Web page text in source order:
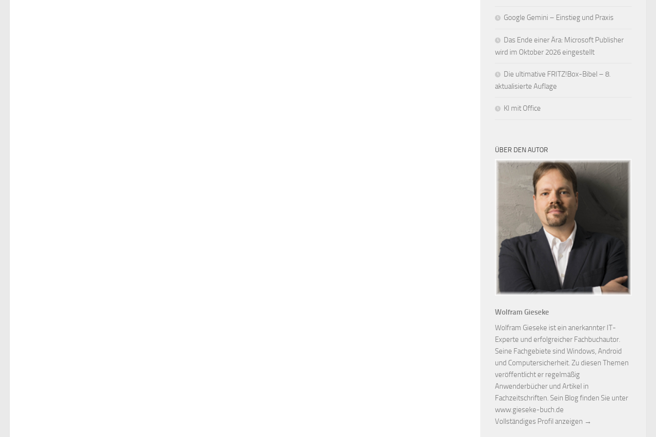
Google Gemini – Einstieg und Praxis
Das Ende einer Ära: Microsoft Publisher
wird im Oktober 2026 eingestellt
Die ultimative FRITZ!Box-Bibel – 8.
aktualisierte Auflage
KI mit Office
ÜBER DEN AUTOR
Wolfram Gieseke
Wolfram Gieseke ist ein anerkannter IT-
Experte und erfolgreicher Fachbuchautor.
Seine Fachgebiete sind Windows, Android
und Computersicherheit. Zu diesen Themen
veröffentlicht er regelmäßig
Anwenderbücher und Artikel in
Fachzeitschriften. Sein Blog finden Sie unter
www.gieseke-buch.de
Vollständiges Profil anzeigen →